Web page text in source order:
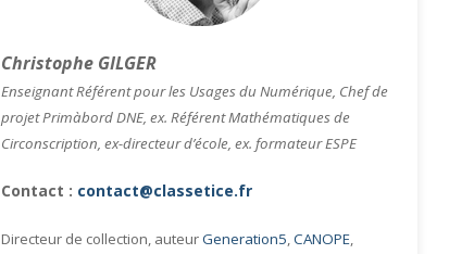
Christophe GILGER
Enseignant Référent pour les Usages du Numérique, Chef de
projet Primàbord DNE, ex. Référent Mathématiques de
Circonscription, ex-directeur d’école, ex. formateur ESPE
Contact : contact@classetice.fr
Directeur de collection, auteurGeneration5,CANOPE,